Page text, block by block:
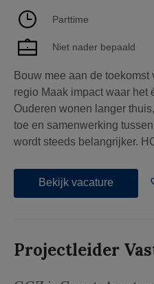
Parttime
Niet nader bepaald
Bouw mee aan de
regio Maak impact waar het
Ouderen wonen langer
toe en samenwerking
wordt steeds belangrijker.
Bekijk vacature
Projectleider